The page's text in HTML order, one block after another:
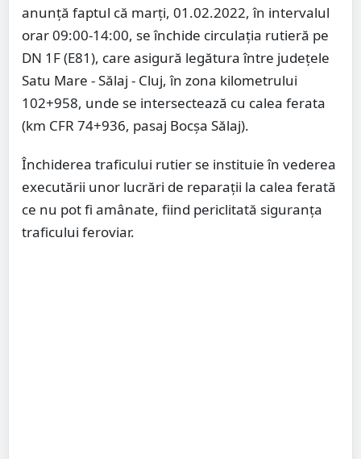
anunță faptul că marți, 01.02.2022, în intervalul
orar 09:00-14:00, se închide circulația rutieră pe
DN 1F (E81), care asigură legătura între județele
Satu Mare - Sălaj - Cluj, în zona kilometrului
102+958, unde se intersectează cu calea ferata
(km CFR 74+936, pasaj Bocșa Sălaj).
Închiderea traficului rutier se instituie în vederea
executării unor lucrări de reparații la calea ferată
ce nu pot fi amânate, fiind periclitată siguranța
traficului feroviar.